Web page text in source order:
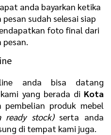
anda bayarkan ketika
sudah selesai siap
foto final dari
pesan.
anda bisa datang
kami yang berada di Kota
pembelian produk mebel
ready stock)serta anda
di tempat kami juga.